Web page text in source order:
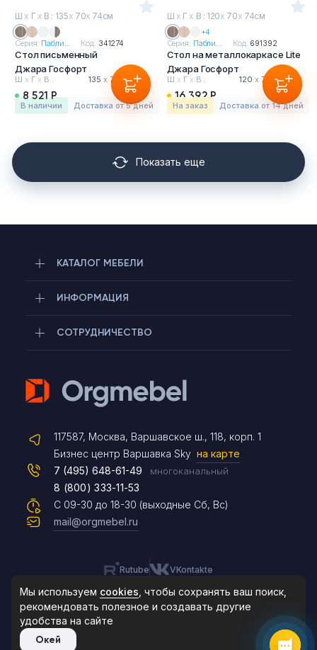
Ш х Г х В : 135х 70х 74см
Серия: Пабли... Код: 341274
Стол письменный
Джара Госфорт
Ш х Г х В : 135 х70 х74 см
8 521 Р
в наличии Доставка от 5 дней
Ш х Г х В : 120х 70х 74см
+4
Серия: Пабли... Код: 691392
Стол на металлокаркасе Lite
Джара Госфорт
Ш х Г х В : 120 х 70 х74 см
16 392 Р
На заказ Доставка от 14 дней
Показать еще
КАТАЛОГ МЕБЕЛИ
ИНФОРМАЦИЯ
СОТРУДНИЧЕСТВО
117587, Москва, Варшавское ш., 118, корп. 1
Бизнес центр Варшавка Sky на карте
С 09-30 до 18-30 (выходные Сб, Вс)
7 (495) 648-61-49 многоканальный
8 (800) 333-11-53
mail@orgmebel.ru
Rutube VKontakte
Telegram
Max
Чат на сайте
8 (495) 183-47-87
По будням с 09:30 до 18:30
Мы используем cookies , чтобы сохранять ваш поиск,
рекомендовать полезное и создавать другие
удобства на сайте
Окей